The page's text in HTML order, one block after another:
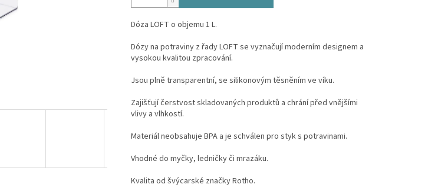
Dóza LOFT o objemu 1 L.
Dózy na potraviny z řady LOFT se vyznačují moderním designem a
vysokou kvalitou zpracování.
Jsou plně transparentní, se silikonovým těsněním ve víku.
Zajišťují čerstvost skladovaných produktů a chrání před vnějšími
vlivy a vlhkostí.
Materiál neobsahuje BPA a je schválen pro styk s potravinami.
Vhodné do myčky, ledničky či mrazáku.
Kvalita od švýcarské značky Rotho.